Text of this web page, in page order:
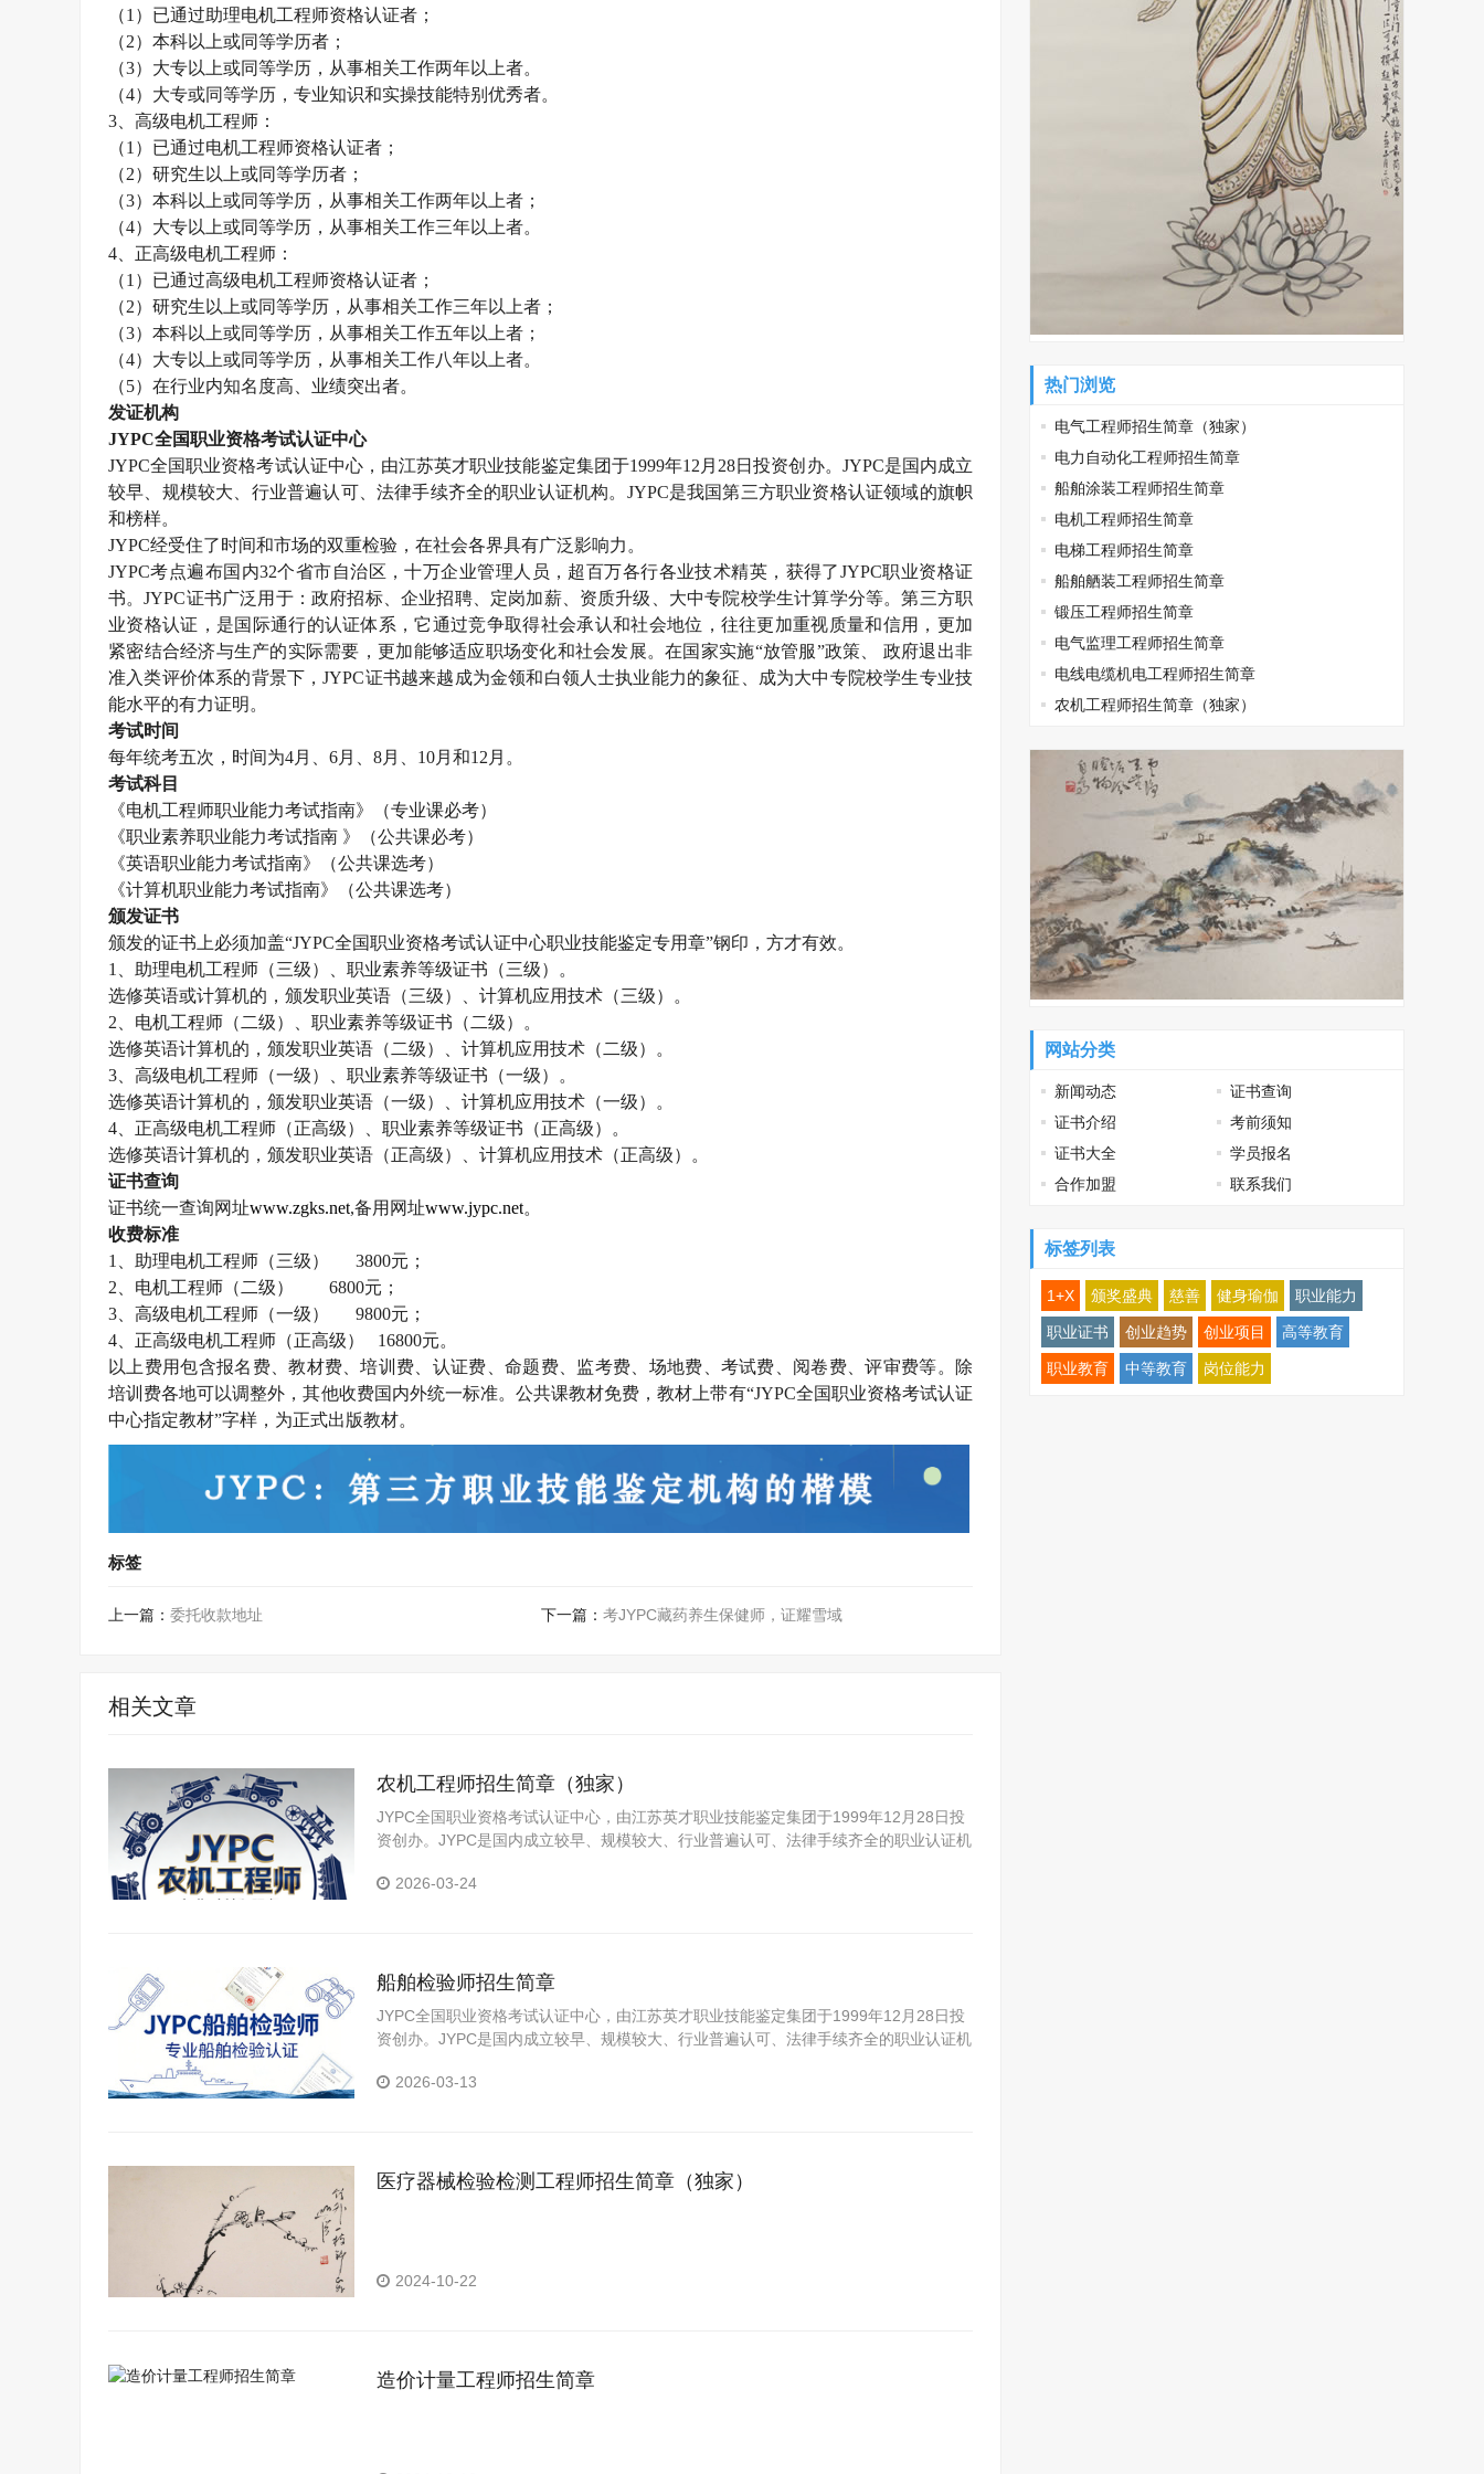
（1 ）已通过助理电机工程师资格认证者；
（2）本科以上或同等学历者；
（3）大专以上或同等学历，从事相关工作两年以上者。
（4）大专或同等学历，专业知识和实操技能特别优秀者。
3 、高级电机工程师：
（1 ）已通过电机工程师资格认证者；
（2）研究生以上或同等学历者；
（3）本科以上或同等学历，从事相关工作两年以上者；
（4）大专以上或同等学历，从事相关工作三年以上者。
4 、正高级电机工程师：
（1 ）已通过高级电机工程师资格认证者；
（2）研究生以上或同等学历，从事相关工作三年以上者；
（3）本科以上或同等学历，从事相关工作五年以上者；
（4）大专以上或同等学历，从事相关工作八年以上者。
（5）在行业内知名度高、业绩突出者。
发证机构
JYPC全国职业资格考试认证中心
JYPC全国职业资格考试认证中心，由江苏英才职业技能鉴定集团于1999年12 月 28日投资创办。 JYPC是国内成立
较早、规模较大、行业普遍认可、法律手续齐全的职业认证机构。 JYPC是我国第三方职业资格认证领域的旗帜
和榜样。
JYPC经受住了时间和市场的双重检验，在社会各界具有广泛影响力。
JYPC考点遍布国内32个省市自治区，十万企业管理人员，超百万各行各业技术精英，获得了JYPC职业资格证
书。JYPC证书广泛用于：政府招标、企业招聘、定岗加薪、资质升级、大中专院校学生计算学分等。第三方职
业资格认证，是国际通行的认证体系，它通过竞争取得社会承认和社会地位，往往更加重视质量和信用，更加
紧密结合经济与生产的实际需要，更加能够适应职场变化和社会发展。在国家实施“放管服”政策、 政府退出非
准入类评价体系的背景下，JYPC证书越来越成为金领和白领人士执业能力的象征、成为大中专院校学生专业技
能水平的有力证明。
考试时间
每年统考五次，时间为4月、 6月、 8月、 10月和12 月。
考试科目
《电机工程师职业能力考试指南》（专业课必考）
《职业素养职业能力考试指南 》（公共课必考）
《英语职业能力考试指南》（公共课选考）
《计算机职业能力考试指南》（公共课选考）
颁发证书
颁发的证书上必须加盖“JYPC全国职业资格考试认证中心职业技能鉴定专用章”钢印，方才有效。
1
、助理电机工程师（三级）、职业素养等级证书（三级）。
选修英语或计算机的，颁发职业英语（三级）、计算机应用技术（三级）。
2 、电机工程师（二级）、职业素养等级证书（二级）。
选修英语计算机的，颁发职业英语（二级）、计算机应用技术（二级）。
3 、高级电机工程师（一级）、职业素养等级证书（一级）。
选修英语计算机的，颁发职业英语（一级）、计算机应用技术（一级）。
4 、正高级电机工程师（正高级）、职业素养等级证书（正高级）。
选修英语计算机的，颁发职业英语（正高级）、计算机应用技术（正高级）。
证书查询
证书统一查询网址www.zgks.net,备用网址www.jypc.net。
收费标准
1
、助理电机工程师（三级） 3800元；
2 、电机工程师（二级） 6800元；
3 、高级电机工程师（一级） 9800元；
4 、正高级电机工程师（正高级） 16800元。
以上费用包含报名费、教材费、培训费、认证费、命题费、监考费、场地费、考试费、阅卷费、评审费等。除
培训费各地可以调整外，其他收费国内外统一标准。公共课教材免费，教材上带有“JYPC全国职业资格考试认证
中心指定教材”字样，为正式出版教材。
标签
上一篇： 委托收款地址 下一篇： 考JYPC藏药养生保健师，证耀雪域
相关文章
农机工程师招生简章（独家）
JYPC全国职业资格考试认证中心，由江苏英才职业技能鉴定集团于1999年12月28日投
资创办。JYPC是国内成立较早、规模较大、行业普遍认可、法律手续齐全的职业认证机
2026-03-24
船舶检验师招生简章
JYPC全国职业资格考试认证中心，由江苏英才职业技能鉴定集团于1999年12月28日投
资创办。JYPC是国内成立较早、规模较大、行业普遍认可、法律手续齐全的职业认证机
2026-03-13
医疗器械检验检测工程师招生简章（独家）
2024-10-22
造价计量工程师招生简章
热门浏览
电气工程师招生简章（独家）
电力自动化工程师招生简章
船舶涂装工程师招生简章
电机工程师招生简章
电梯工程师招生简章
船舶舾装工程师招生简章
锻压工程师招生简章
电气监理工程师招生简章
电线电缆机电工程师招生简章
农机工程师招生简章（独家）
网站分类
新闻动态
证书查询
证书介绍
考前须知
证书大全
学员报名
合作加盟
联系我们
标签列表
1+X 颁奖盛典 慈善 健身瑜伽 职业能力
职业证书 创业趋势 创业项目 高等教育
职业教育 中等教育 岗位能力